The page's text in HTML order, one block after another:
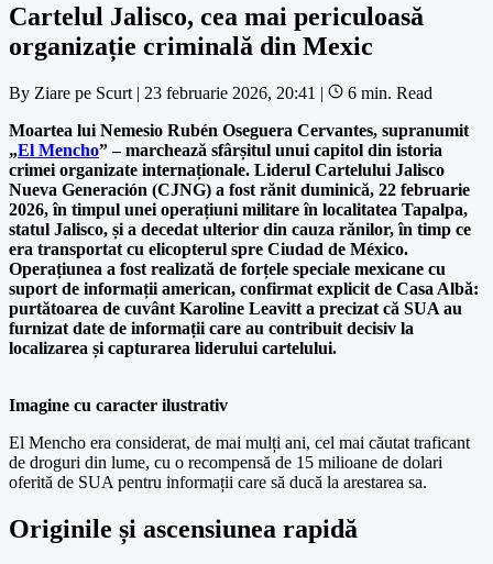
Cartelul Jalisco, cea mai periculoasă
organizație criminală din Mexic
By Ziare pe Scurt | 23 februarie 2026, 20:41 |
6 min. Read
Moartea lui Nemesio Rubén Oseguera Cervantes, supranumit
„El Mencho” – marchează sfârșitul unui capitol din istoria
crimei organizate internaționale. Liderul Cartelului Jalisco
Nueva Generación (CJNG) a fost rănit duminică, 22 februarie
2026, în timpul unei operațiuni militare în localitatea Tapalpa,
statul Jalisco, și a decedat ulterior din cauza rănilor, în timp ce
era transportat cu elicopterul spre Ciudad de México.
Operațiunea a fost realizată de forțele speciale mexicane cu
suport de informații american, confirmat explicit de Casa Albă:
purtătoarea de cuvânt Karoline Leavitt a precizat că SUA au
furnizat date de informații care au contribuit decisiv la
localizarea și capturarea liderului cartelului.
Imagine cu caracter ilustrativ
El Mencho era considerat, de mai mulți ani, cel mai căutat traficant
de droguri din lume, cu o recompensă de 15 milioane de dolari
oferită de SUA pentru informații care să ducă la arestarea sa.
Originile și ascensiunea rapidă